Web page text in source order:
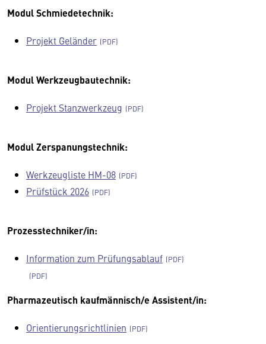
Modul Schmiedetechnik:
Projekt Geländer
Modul Werkzeugbautechnik:
Projekt Stanzwerkzeug
Modul Zerspanungstechnik:
Werkzeugliste HM-08
Prüfstück 2026
Prozesstechniker/in:
Information zum Prüfungsablauf
Pharmazeutisch kaufmännisch/e Assistent/in:
Orientierungsrichtlinien